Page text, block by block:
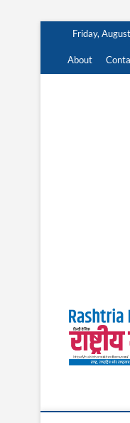
content
Friday,
About